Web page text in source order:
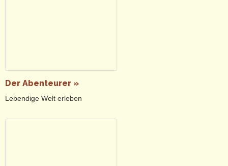
Der Abenteurer »
Lebendige Welt erleben